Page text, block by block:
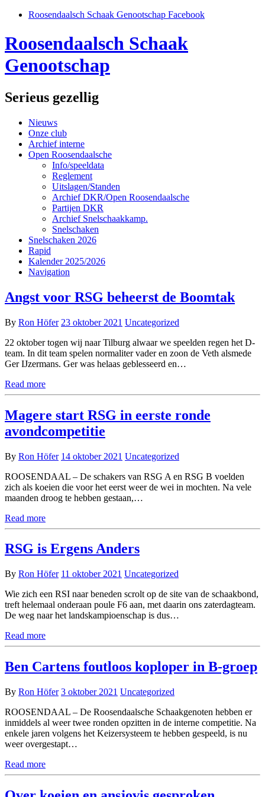
Roosendaalsch Schaak Genootschap Facebook
Roosendaalsch Schaak
Genootschap
Serieus gezellig
Nieuws
Onze club
Archief interne
Open Roosendaalsche
Info/speeldata
Reglement
Uitslagen/Standen
Archief DKR/Open Roosendaalsche
Partijen DKR
Archief Snelschaakkamp.
Snelschaken
Snelschaken 2026
Rapid
Kalender 2025/2026
Navigation
Angst voor RSG beheerst de Boomtak
By Ron Höfer 23 oktober 2021 Uncategorized
22 oktober togen wij naar Tilburg alwaar we speelden regen het D-
team. In dit team spelen normaliter vader en zoon de Veth alsmede
Ger IJzermans. Ger was helaas geblesseerd en…
Read more
Magere start RSG in eerste ronde
avondcompetitie
By Ron Höfer 14 oktober 2021 Uncategorized
ROOSENDAAL – De schakers van RSG A en RSG B voelden
zich als koeien die voor het eerst weer de wei in mochten. Na vele
maanden droog te hebben gestaan,…
Read more
RSG is Ergens Anders
By Ron Höfer 11 oktober 2021 Uncategorized
Wie zich een RSI naar beneden scrolt op de site van de schaakbond,
treft helemaal onderaan poule F6 aan, met daarin ons zaterdagteam.
De weg naar het landskampioenschap is dus…
Read more
Ben Cartens foutloos koploper in B-groep
By Ron Höfer 3 oktober 2021 Uncategorized
ROOSENDAAL – De Roosendaalsche Schaakgenoten hebben er
inmiddels al weer twee ronden opzitten in de interne competitie. Na
enkele jaren volgens het Keizersysteem te hebben gespeeld, is nu
weer overgestapt…
Read more